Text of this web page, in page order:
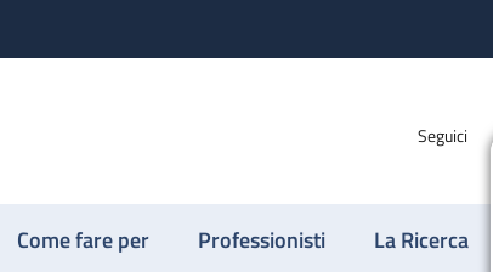
Seguici
Come fare per Professionisti La Ricerca